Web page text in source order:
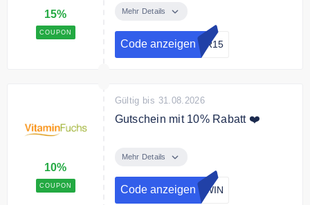
15%
COUPON
Gutscheincode 15% Rabatt auf
das gesamte Sortiment.
Bedingungen
Mehr Details
Code anzeigen ER15
10%
COUPON
Gültig bis 31.08.2026
Gutschein mit 10% Rabatt ❤️
einem Mindestbestellwert von 15€!
Mehr Details
Code anzeigen AWIN